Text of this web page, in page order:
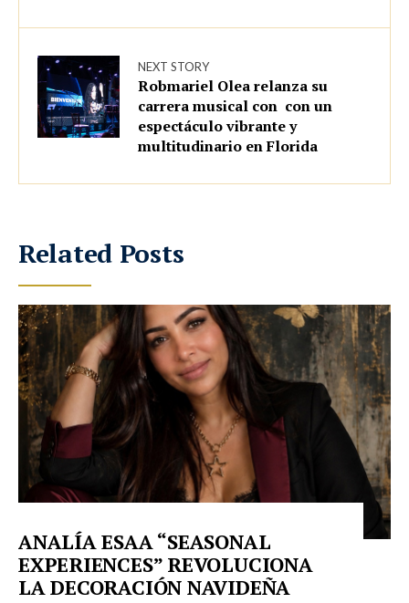
NEXT STORY
Robmariel Olea relanza su
carrera musical con con un
espectáculo vibrante y
multitudinario en Florida
Related Posts
ANALÍA ESAA “SEASONAL
EXPERIENCES” REVOLUCIONA
LA DECORACIÓN NAVIDEÑA